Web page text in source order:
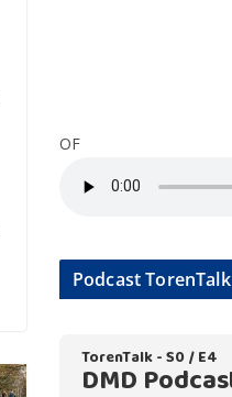
OF
Podcast TorenTalk